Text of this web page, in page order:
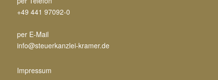
+49 441 97092-0
per E-Mail
info@steuerkanzlei-kramer.de
Impressum